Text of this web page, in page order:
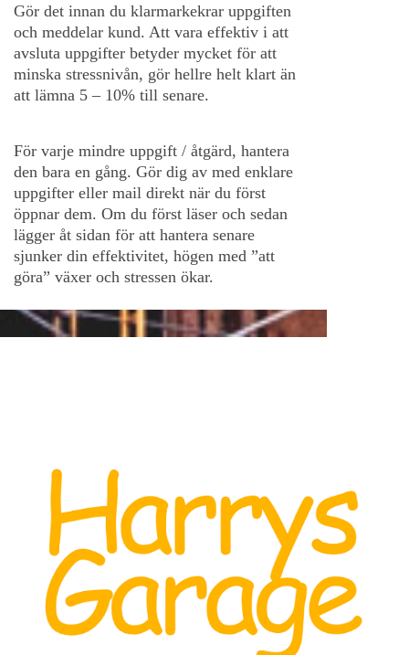
Gör det innan du klarmarkekrar uppgiften
och meddelar kund. Att vara effektiv i att
avsluta uppgifter betyder mycket för att
minska stressnivån, gör hellre helt klart än
att lämna 5 – 10% till senare.
För varje mindre uppgift / åtgärd, hantera
den bara en gång. Gör dig av med enklare
uppgifter eller mail direkt när du först
öppnar dem. Om du först läser och sedan
lägger åt sidan för att hantera senare
sjunker din effektivitet, högen med ”att
göra” växer och stressen ökar.